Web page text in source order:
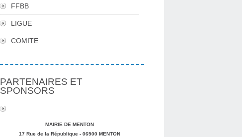
FFBB
LIGUE
COMITE
PARTENAIRES ET
SPONSORS
MAIRIE DE MENTON
17 Rue de la République - 06500 MENTON